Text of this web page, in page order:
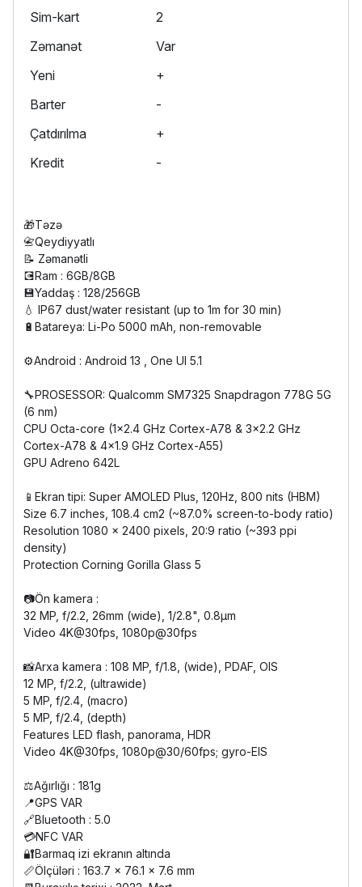
Sim-kart
2
Zəmanət
Var
Yeni
+
Barter
-
Çatdırılma
+
Kredit
-
🎁Təzə
📇Qeydiyyatlı
📝 Zəmanətli
💽Ram : 6GB/8GB
💾Yaddaş : 128/256GB
💧 IP67 dust/water resistant (up to 1m for 30 min)
🔋Batareya: Li-Po 5000 mAh, non-removable
⚙️Android : Android 13 , One UI 5.1
🔧PROSESSOR: Qualcomm SM7325 Snapdragon 778G 5G
(6 nm)
CPU Octa-core (1x2.4 GHz Cortex-A78 & 3x2.2 GHz
Cortex-A78 & 4x1.9 GHz Cortex-A55)
GPU Adreno 642L
📱Ekran tipi: Super AMOLED Plus, 120Hz, 800 nits (HBM)
Size 6.7 inches, 108.4 cm2 (~87.0% screen-to-body ratio)
Resolution 1080 x 2400 pixels, 20:9 ratio (~393 ppi
density)
Protection Corning Gorilla Glass 5
📷Ön kamera :
32 MP, f/2.2, 26mm (wide), 1/2.8", 0.8µm
Video 4K@30fps, 1080p@30fps
📸Arxa kamera : 108 MP, f/1.8, (wide), PDAF, OIS
12 MP, f/2.2, (ultrawide)
5 MP, f/2.4, (macro)
5 MP, f/2.4, (depth)
Features LED flash, panorama, HDR
Video 4K@30fps, 1080p@30/60fps; gyro-EIS
⚖️Ağırlığı : 181g
📍GPS VAR
🔗Bluetooth : 5.0
💳NFC VAR
🔐Barmaq izi ekranın altında
📏Ölçüləri : 163.7 x 76.1 x 7.6 mm